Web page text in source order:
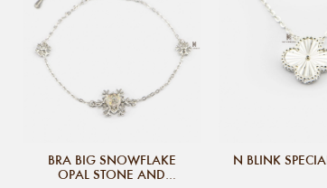
BRA BIG SNOWFLAKE
OPAL STONE AND
N BLINK